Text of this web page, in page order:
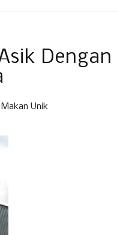
Dengan
Makan Unik